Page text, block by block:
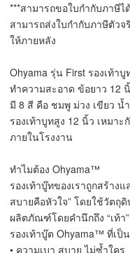
***สามารถขอใบกำกับภาษี
สามารถส่งใบกำกับภาษีตัว
ให้ภายหลัง
Ohyama รุ่น First รองเท้า
ทำความสะอาด ข้อยาว 12
มี 8 สี คือ ชมพู ม่วง เขียว น้
รองเท้าบูทสูง 12 นิ้ว เหมา
ภายในโรงงาน
ทำไมต้อง Ohyama™
รองเท้าบู๊ทของเราถูกสร้า
สบายคือหัวใจ” โดยใช้วัต
ผลิตภัณฑ์โดยคำนึกถึง “เท้า
รองเท้าบู๊ต Ohyama™ ที่เป็
• ความเบา สบาย ไม่ซ้ำใคร